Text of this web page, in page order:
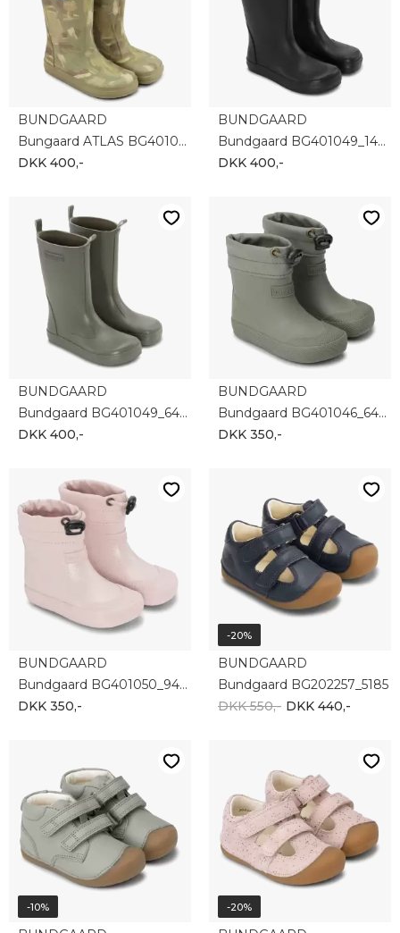
BUNDGAARD
Bungaard ATLAS BG401053_9407
DKK 400,-
BUNDGAARD
Bundgaard BG401049_1499
DKK 400,-
BUNDGAARD
Bundgaard BG401049_6465
DKK 400,-
BUNDGAARD
Bundgaard BG401046_6465
DKK 350,-
BUNDGAARD
Bundgaard BG401050_9403
DKK 350,-
-20%
BUNDGAARD
Bundgaard BG202257_5185
DKK 550,- DKK 440,-
-10% -20%